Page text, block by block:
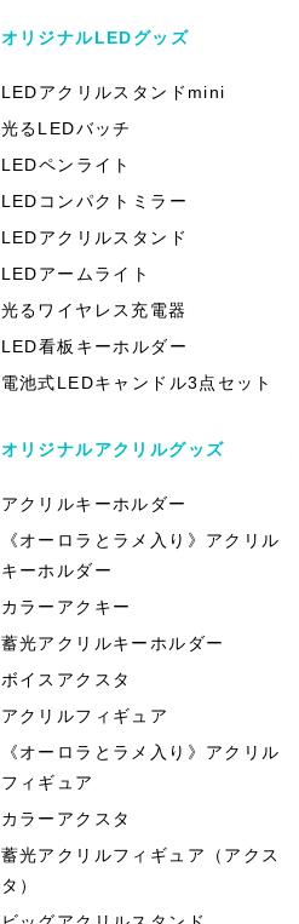
オリジナルLEDグッズ
LEDアクリルスタンドmini
光るLEDバッチ
LEDペンライト
LEDコンパクトミラー
LEDアクリルスタンド
LEDアームライト
光るワイヤレス充電器
LED看板キーホルダー
電池式LEDキャンドル3点セット
オリジナルアクリルグッズ
アクリルキーホルダー
《オーロラとラメ入り》アクリル
キーホルダー
カラーアクキー
蓄光アクリルキーホルダー
ボイスアクスタ
アクリルフィギュア
《オーロラとラメ入り》アクリル
フィギュア
カラーアクスタ
蓄光アクリルフィギュア（アクス
タ）